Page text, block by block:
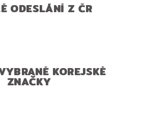
ODESLÁNÍ Z ČR
KOREJSKÉ
ZNAČKY